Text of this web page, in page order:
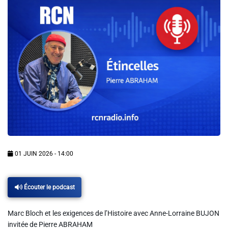
Evènements
Météo Nice
Info routes
Issa Nissa OGC Nice
RCN Soutiens
MEDIAS
01 JUIN 2026 - 14:00
Écouter le podcast
Marc Bloch et les exigences de l’Histoire avec Anne-Lorraine BUJON
invitée de Pierre ABRAHAM